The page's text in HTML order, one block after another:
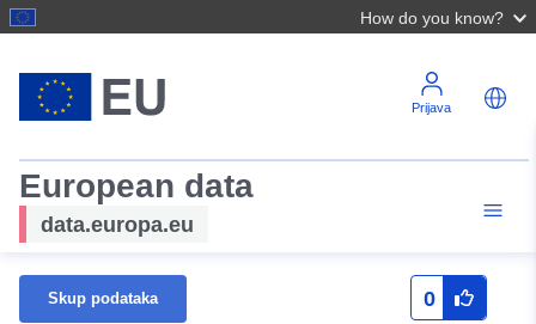
How do you know?
Prijava
European data
data.europa.eu
Skup podataka 0